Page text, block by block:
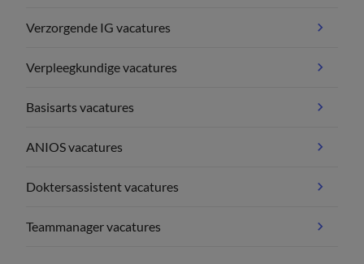
Verzorgende IG vacatures
Verpleegkundige vacatures
Basisarts vacatures
ANIOS vacatures
Doktersassistent vacatures
Teammanager vacatures